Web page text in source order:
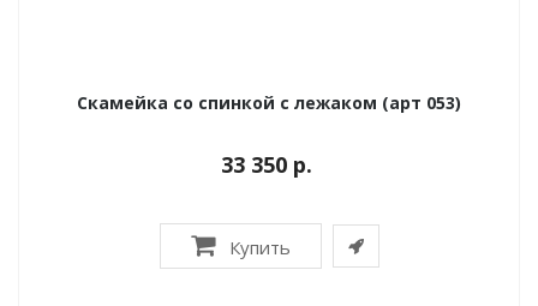
Скамейка со спинкой с лежаком (арт 053)
33 350 р.
Купить